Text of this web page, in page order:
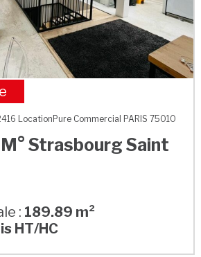
Saint Denis
LocationPure Commercial PARIS 75010
M° Strasbourg Saint
: 189.89 m²
HT/HC